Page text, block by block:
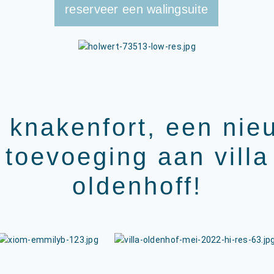
reserveer een walingsuite
knakenfort, een
toevoeging aan villa
oldenhoff!